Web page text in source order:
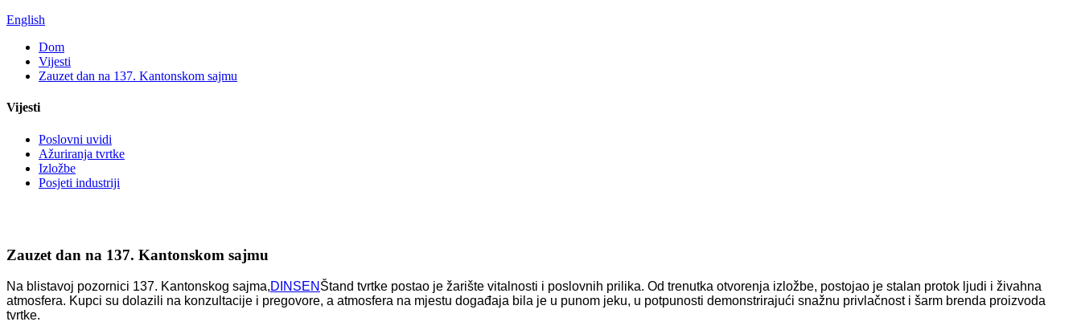
English
Dom
Vijesti
Zauzet dan na 137. Kantonskom sajmu
Vijesti
Poslovni uvidi
Ažuriranja tvrtke
Izložbe
Posjeti industriji
Zauzet dan na 137. Kantonskom sajmu
Na blistavoj pozornici 137. Kantonskog sajma,DINSEN Štand tvrtke postao je žarište vitalnosti i poslovnih prilika. Od trenutka otvorenja izložbe, postojao je stalan protok ljudi i živahna
atmosfera. Kupci su dolazili na konzultacije i pregovore, a atmosfera na mjestu događaja bila je u punom jeku, u potpunosti demonstrirajući snažnu privlačnost i šarm brenda proizvoda
tvrtke.